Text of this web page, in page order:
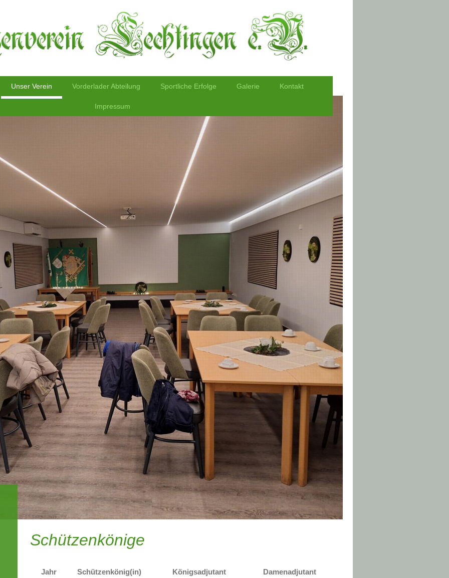
Unser Verein Vorderlader Abteilung Sportliche Erfolge Galerie Kontakt
Impressum
Schützenkönige
Jahr Schützenkönig(in) Königsadjutant
Damenadjutant